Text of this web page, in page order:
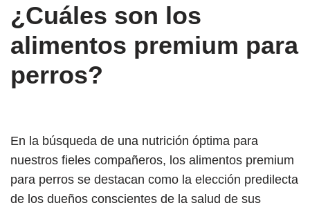
¿Cuáles son los
alimentos premium para
perros?
En la búsqueda de una nutrición óptima para
nuestros fieles compañeros, los alimentos premium
para perros se destacan como la elección predilecta
de los dueños conscientes de la salud de sus